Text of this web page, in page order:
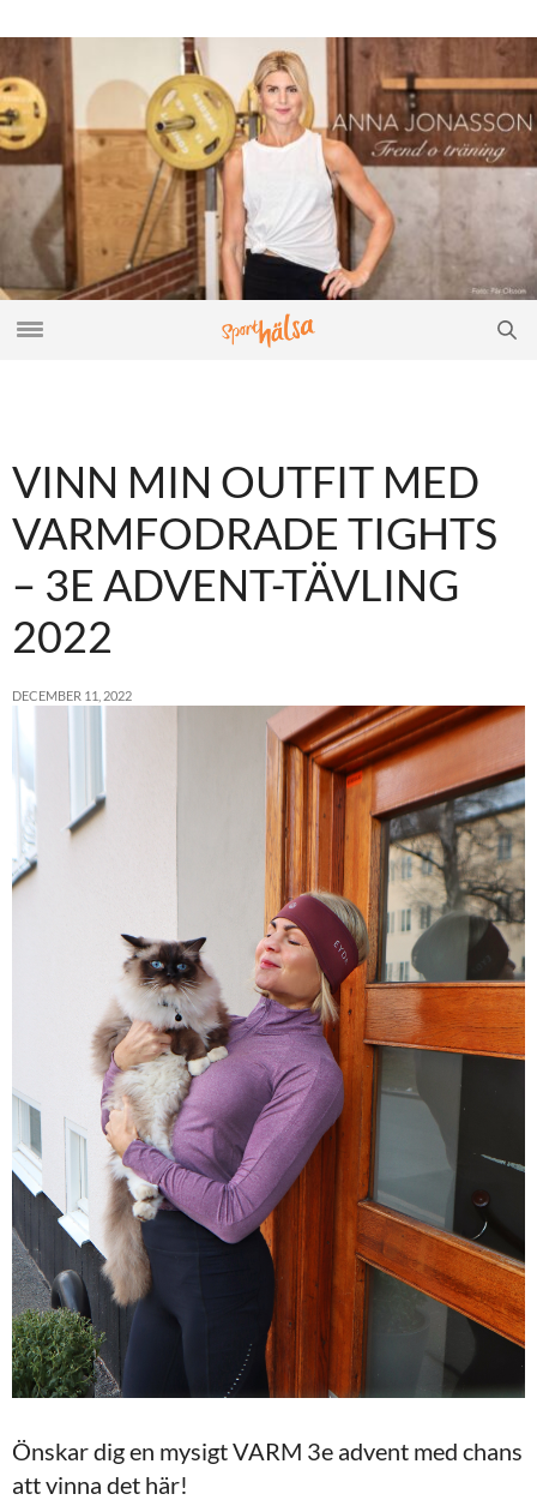
VINN MIN OUTFIT MED
VARMFODRADE TIGHTS
– 3E ADVENT-TÄVLING
2022
DECEMBER 11, 2022
Önskar dig en mysigt VARM 3e advent med chans
att vinna det här!